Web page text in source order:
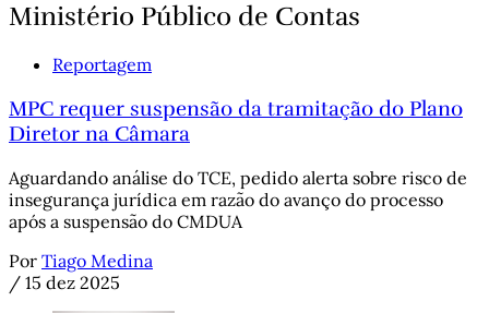
Ministério Público de Contas
Reportagem
MPC requer suspensão da tramitação do Plano
Diretor na Câmara
Aguardando análise do TCE, pedido alerta sobre risco de
insegurança jurídica em razão do avanço do processo
após a suspensão do CMDUA
Por Tiago Medina
/ 15 dez 2025